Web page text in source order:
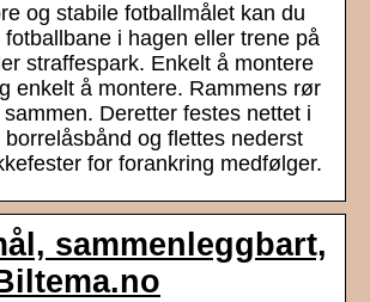
og stabile fotballmålet kan du
fotballbane i hagen eller trene på
straffespark. Enkelt å montere
enkelt å montere. Rammens rør
Deretter festes nettet i
og flettes nederst
for forankring medfølger.
sammenleggbart,